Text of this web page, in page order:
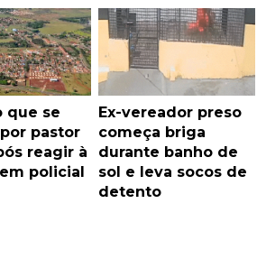
que se
pastor
reagir à
policial
Ex-vereador preso
começa briga
durante banho de
sol e leva socos de
detento